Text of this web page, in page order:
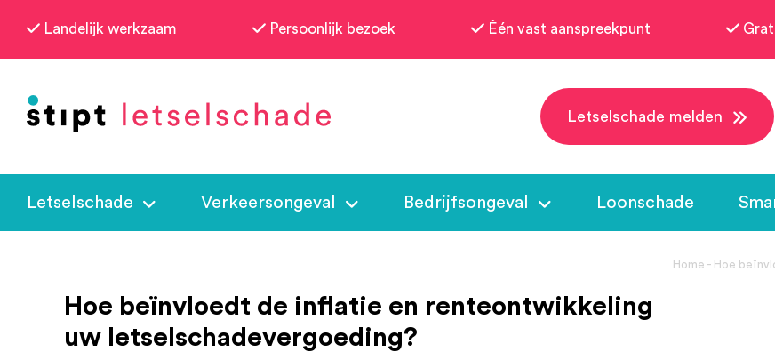
Landelijk werkzaam Persoonlijk bezoek Één vast aanspreekpunt
Letselschade melden
Letselschade Verkeersongeval Bedrijfsongeval Loonschade
Home - Hoe
Hoe beïnvloedt de inflatie en renteontwikkeling
uw letselschadevergoeding?